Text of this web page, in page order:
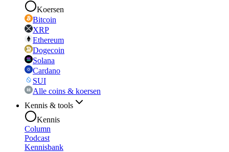
Koersen
Bitcoin
XRP
Ethereum
Dogecoin
Solana
Cardano
SUI
Alle coins & koersen
Kennis & tools
Kennis
Column
Podcast
Kennisbank